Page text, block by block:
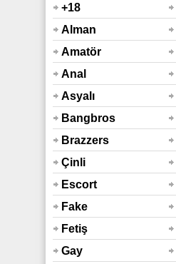
+18
Alman
Amatör
Anal
Asyalı
Bangbros
Brazzers
Çinli
Escort
Fake
Taxi
Araba
Fetiş
Gay